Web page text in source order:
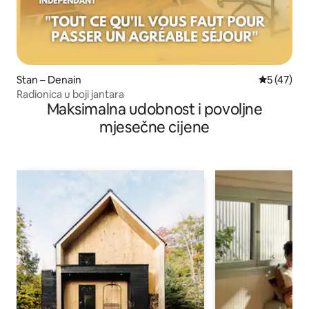
Stan – Denain Prosječna
5 (47)
Radionica u boji jantara
Maksimalna udobnost i povoljne
mjesečne cijene